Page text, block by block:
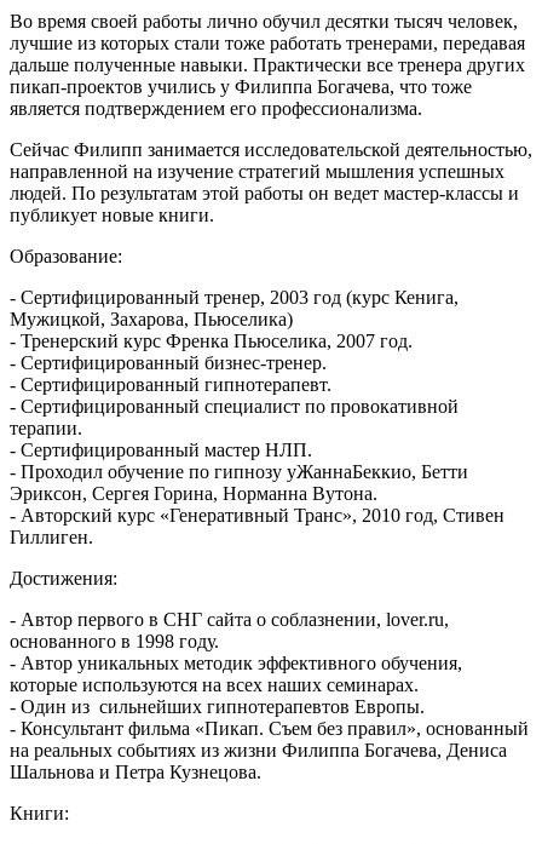
Во время своей работы лично обучил десятки тысяч человек,
лучшие из которых стали тоже работать тренерами, передавая
дальше полученные навыки. Практически все тренера других
пикап-проектов учились у Филиппа Богачева, что тоже
является подтверждением его профессионализма.
Сейчас Филипп занимается исследовательской деятельностью,
направленной на изучение стратегий мышления успешных
людей. По результатам этой работы он ведет мастер-классы и
публикует новые книги.
Образование:
- Сертифицированный тренер, 2003 год (курс Кенига,
Мужицкой, Захарова, Пьюселика)
- Тренерский курс Френка Пьюселика, 2007 год.
- Сертифицированный бизнес-тренер.
- Сертифицированный гипнотерапевт.
- Сертифицированный специалист по провокативной
терапии.
- Сертифицированный мастер НЛП.
- Проходил обучение по гипнозу уЖаннаБеккио, Бетти
Эриксон, Сергея Горина, Норманна Вутона.
- Авторский курс «Генеративный Транс», 2010 год, Стивен
Гиллиген.
Достижения:
- Автор первого в СНГ сайта о соблазнении, lover.ru,
основанного в 1998 году.
- Автор уникальных методик эффективного обучения,
которые используются на всех наших семинарах.
- Один из сильнейших гипнотерапевтов Европы.
- Консультант фильма «Пикап. Съем без правил», основанный
на реальных событиях из жизни Филиппа Богачева, Дениса
Шальнова и Петра Кузнецова.
Книги: